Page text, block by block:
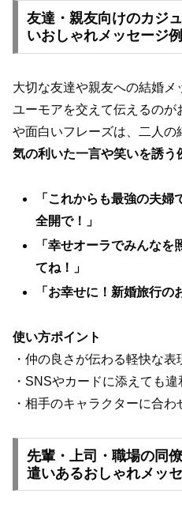
友達・親友向けのカジ
いおしゃれメッセージ例
大切な友達や親友への結婚
ユーモアを交えて伝えるのが
や面白いフレーズは、二人の
気の利いた一言や笑いを誘う
「これからも最強の夫
全開で！」
「幸せオーラでみんな
てね！」
「お幸せに！新婚旅行の
使い方ポイント
・仲の良さが伝わる軽快な表
・SNSやカードに添えても
・相手のキャラクターに合
先輩・上司・職場の同
遣いあるおしゃれメッ